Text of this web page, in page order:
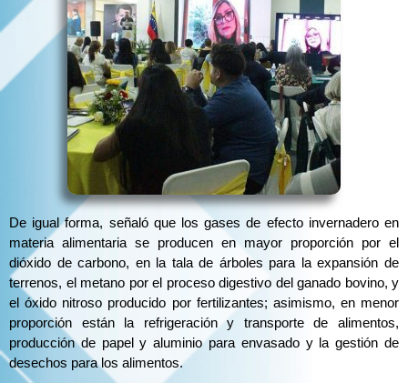
De igual forma, señaló que los gases de efecto invernadero en
materia alimentaria se producen en mayor proporción por el
dióxido de carbono, en la tala de árboles para la expansión de
terrenos, el metano por el proceso digestivo del ganado bovino, y
el óxido nitroso producido por fertilizantes; asimismo, en menor
proporción están la refrigeración y transporte de alimentos,
producción de papel y aluminio para envasado y la gestión de
desechos para los alimentos.